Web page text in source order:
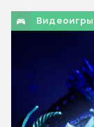
Видеоигры